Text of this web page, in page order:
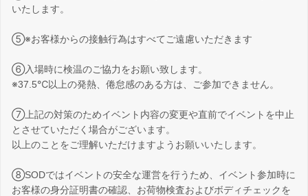
いたします。
⑤※お客様からの接触行為はすべてご遠慮いただきます
⑥入場時に検温のご協力をお願い致します。
※37.5℃以上の発熱、倦怠感のある方は、ご参加できません。
⑦上記の対策のためイベント内容の変更や直前でイベントを中止
とさせていただく場合がございます。
以上のことをご理解いただけますようお願いいたします。
⑧SODではイベントの安全な運営を行うため、イベント参加時に
お客様の身分証明書の確認、お荷物検査およびボディチェックを